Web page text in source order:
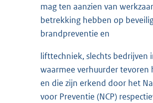
mag ten aanzien van
betrekking hebben op
brandpreventie en
lifttechniek, slechts bedrijven
waarmee verhuurder tevoren
en die zijn erkend door het
voor Preventie (NCP)